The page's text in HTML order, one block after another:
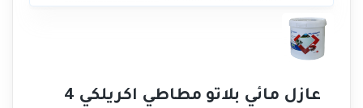
عازل مائي بلاتو مطاطي اكريلكي 4